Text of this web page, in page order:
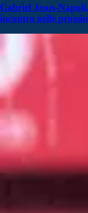
Gabriel Jesus-
incontro nelle